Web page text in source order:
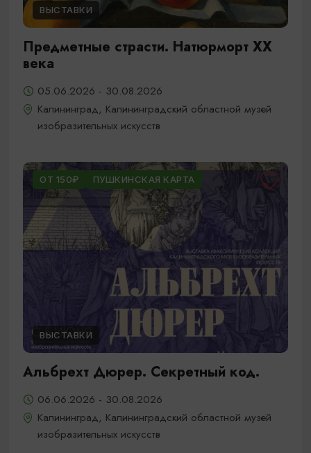
ВЫСТАВКИ
Предметные страсти. Натюрморт XX
века
05.06.2026 - 30.08.2026
Калининград, Калининградский областной музей
изобразительных искусств
ОТ 150₽ ПУШКИНСКАЯ КАРТА
ВЫСТАВКИ
Альбрехт Дюрер. Секретный код.
06.06.2026 - 30.08.2026
Калининград, Калининградский областной музей
изобразительных искусств